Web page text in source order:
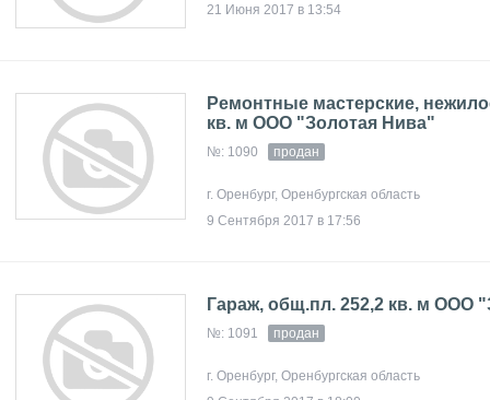
21 Июня 2017 в 13:54
Ремонтные мастерские,
кв. м ООО "Золотая Нива"
№: 1090 продан
г. Оренбург, Оренбургская область
9 Сентября 2017 в 17:56
Гараж, общ.пл. 252,2 кв. м ООО
№: 1091 продан
г. Оренбург, Оренбургская область